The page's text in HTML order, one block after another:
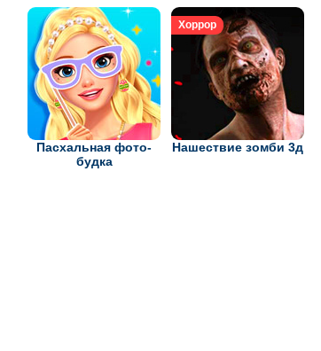
Пасхальная фото-
будка
Хоррор
Нашествие зомби 3д